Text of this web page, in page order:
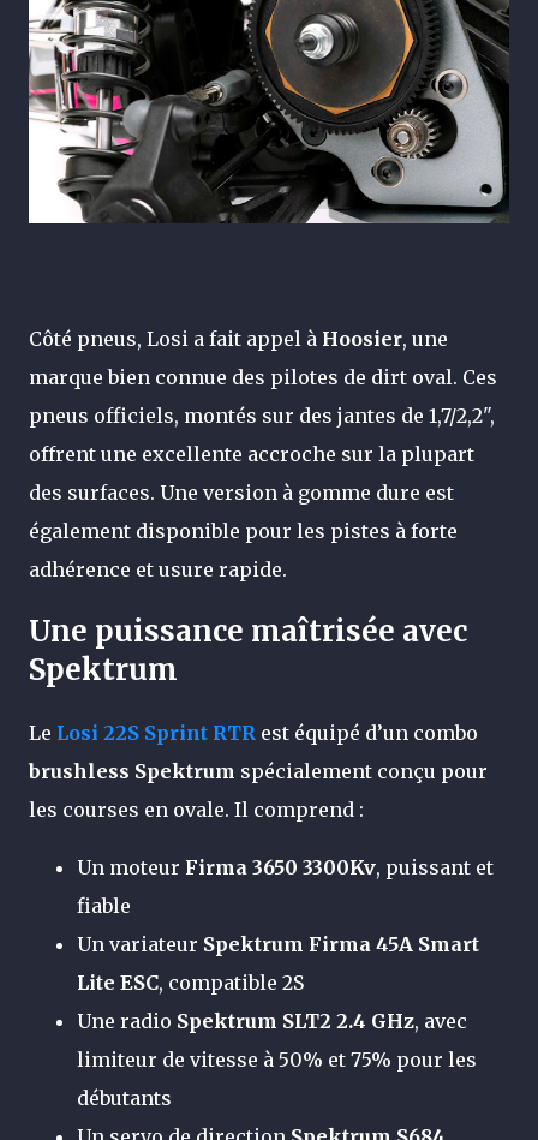
Côté pneus, Losi a fait appel à Hoosier, une
marque bien connue des pilotes de dirt oval. Ces
pneus officiels, montés sur des jantes de 1,7/2,2",
offrent une excellente accroche sur la plupart
des surfaces. Une version à gomme dure est
également disponible pour les pistes à forte
adhérence et usure rapide.
Une puissance maîtrisée avec
Spektrum
Le Losi 22S Sprint RTR est équipé d’un combo
brushless Spektrum spécialement conçu pour
les courses en ovale. Il comprend :
Un moteur Firma 3650 3300Kv, puissant et
fiable
Un variateur Spektrum Firma 45A Smart
Lite ESC, compatible 2S
Une radio Spektrum SLT2 2.4 GHz, avec
limiteur de vitesse à 50% et 75% pour les
débutants